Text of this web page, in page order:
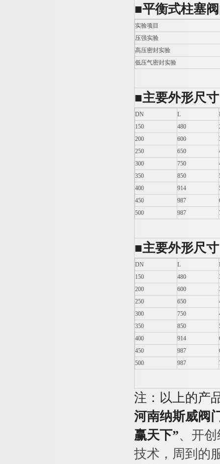
■平衡式柱塞
实验项目
压强实验
高压密封实验
低压气密封实验
■主要外形尺
DN L
150
480
200
600
250
650
300
750
350
850
400
914
450
987
500
987
■主要外形尺
DN L
150
480
200
600
250
650
300
750
350
850
400
914
450
987
500
987
注：以上的产
河南纳斯威阀
赢天下”、开
技术，周到的